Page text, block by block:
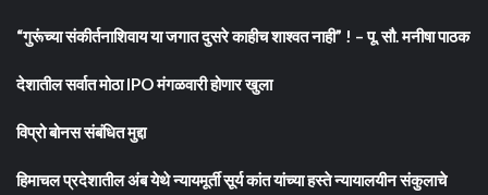
“गुरूंच्या संकीर्तनाशिवाय या जगात दुसरे काहीच शाश्वत नाही” ! – पू. सौ. मनीषा पाठक
देशातील सर्वात मोठा IPO मंगळवारी होणार खुला
विप्रो बोनस संबंधित मुद्दा
हिमाचल प्रदेशातील अंब येथे न्यायमूर्ती सूर्य कांत यांच्या हस्ते न्यायालयीन संकुलाचे